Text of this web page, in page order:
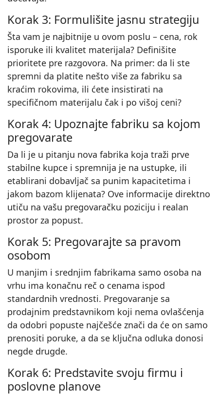
Korak 3: Formulišite jasnu strategiju
Šta vam je najbitnije u ovom poslu – cena, rok
isporuke ili kvalitet materijala? Definišite
prioritete pre razgovora. Na primer: da li ste
spremni da platite nešto više za fabriku sa
kraćim rokovima, ili ćete insistirati na
specifičnom materijalu čak i po višoj ceni?
Korak 4: Upoznajte fabriku sa kojom
pregovarate
Da li je u pitanju nova fabrika koja traži prve
stabilne kupce i spremnija je na ustupke, ili
etablirani dobavljač sa punim kapacitetima i
jakom bazom klijenata? Ove informacije direktno
utiču na vašu pregovaračku poziciju i realan
prostor za popust.
Korak 5: Pregovarajte sa pravom
osobom
U manjim i srednjim fabrikama samo osoba na
vrhu ima konačnu reč o cenama ispod
standardnih vrednosti. Pregovaranje sa
prodajnim predstavnikom koji nema ovlašćenja
da odobri popuste najčešće znači da će on samo
prenositi poruke, a da se ključna odluka donosi
negde drugde.
Korak 6: Predstavite svoju firmu i
poslovne planove